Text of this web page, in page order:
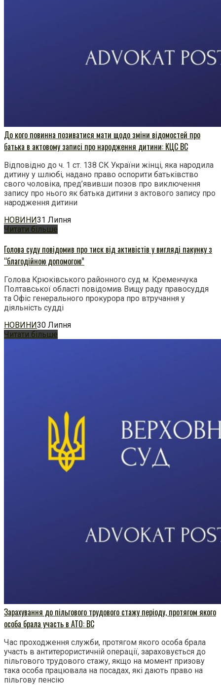
До кого повинна позиватися мати щодо зміни відомостей про
батька в актовому записі про народження дитини: КЦС ВС
Відповідно до ч. 1 ст. 138 СК України жінці, яка народила
дитину у шлюбі, надано право оспорити батьківство
свого чоловіка, пред’явивши позов про виключення
запису про нього як батька дитини з актового запису про
народження дитини
НОВИНИ31 Липня
Читати більше
Голова суду повідомив про тиск від активістів у вигляді пакунку з
“благодійною допомогою”
Голова Крюківського районного суд м. Кременчука
Полтавської області повідомив Вищу раду правосуддя
та Офіс генерального прокурора про втручання у
діяльність судді
НОВИНИ30 Липня
Читати більше
Зарахування до пільгового трудового стажу періоду, протягом якого
особа брала участь в АТО: ВС
Час проходження служби, протягом якого особа брала
участь в антитерористичній операції, зараховується до
пільгового трудового стажу, якщо на момент призову
така особа працювала на посадах, які дають право на
пільгову пенсію